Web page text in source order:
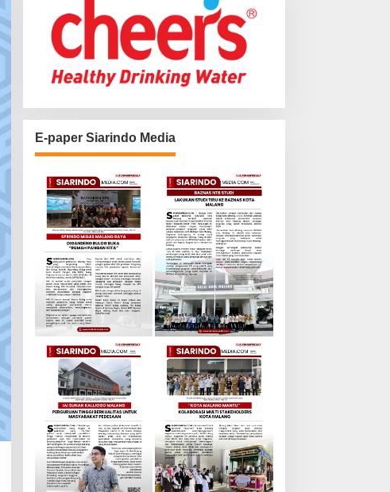
E-paper Siarindo Media